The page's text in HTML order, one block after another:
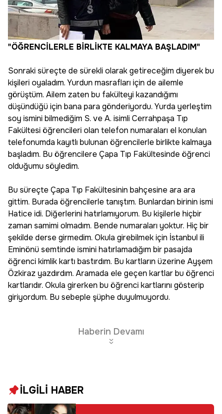
"ÖĞRENCİLERLE BİRLİKTE KALMAYA BAŞLADIM"
Sonraki süreçte de sürekli olarak getireceğim diyerek bu
kişileri oyaladım. Yurdun masrafları için de ailemle
görüştüm. Ailem zaten bu fakülteyi kazandığımı
düşündüğü için bana para gönderiyordu. Yurda yerleştim
soy ismini bilmediğim S. ve A. isimli Cerrahpaşa Tıp
Fakültesi öğrencileri olan telefon numaraları el konulan
telefonumda kayıtlı bulunan öğrencilerle birlikte kalmaya
başladım. Bu öğrencilere Çapa Tıp Fakültesinde öğrenci
olduğumu söyledim.
Bu süreçte Çapa Tıp Fakültesinin bahçesine ara ara
gittim. Burada öğrencilerle tanıştım. Bunlardan birinin ismi
Hatice idi. Diğerlerini hatırlamıyorum. Bu kişilerle hiçbir
zaman samimi olmadım. Bende numaraları yoktur. Hiç bir
şekilde derse girmedim. Okula girebilmek için İstanbul ili
Eminönü semtinde ismini hatırlamadığım bir pasajda
öğrenci kimlik kartı bastırdım. Bu kartların üzerine Ayşem
Özkiraz yazdırdım. Aramada ele geçen kartlar bu öğrenci
kartlarıdır. Okula girerken bu öğrenci kartlarını gösterip
giriyordum. Bu sebeple şüphe duyulmuyordu.
Haberin Devamı
İLGİLİ HABER